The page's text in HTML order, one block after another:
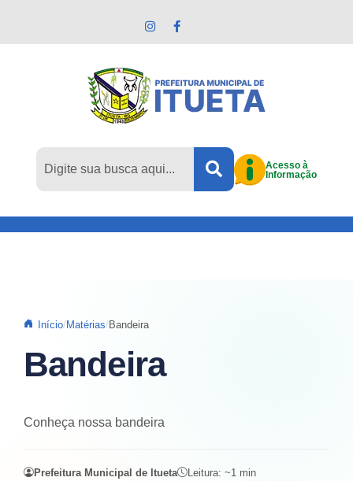
Acesso à
Informação
Início Matérias Bandeira
Bandeira
Conheça nossa bandeira
Prefeitura Municipal de Itueta Leitura: ~1 min